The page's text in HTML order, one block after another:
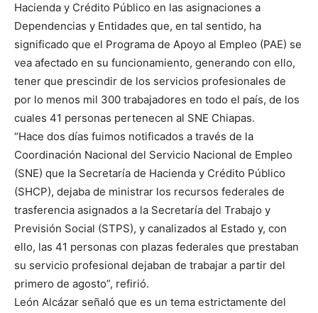
Hacienda y Crédito Público en las asignaciones a
Dependencias y Entidades que, en tal sentido, ha
significado que el Programa de Apoyo al Empleo (PAE) se
vea afectado en su funcionamiento, generando con ello,
tener que prescindir de los servicios profesionales de
por lo menos mil 300 trabajadores en todo el país, de los
cuales 41 personas pertenecen al SNE Chiapas.
“Hace dos días fuimos notificados a través de la
Coordinación Nacional del Servicio Nacional de Empleo
(SNE) que la Secretaría de Hacienda y Crédito Público
(SHCP), dejaba de ministrar los recursos federales de
trasferencia asignados a la Secretaría del Trabajo y
Previsión Social (STPS), y canalizados al Estado y, con
ello, las 41 personas con plazas federales que prestaban
su servicio profesional dejaban de trabajar a partir del
primero de agosto”, refirió.
León Alcázar señaló que es un tema estrictamente del